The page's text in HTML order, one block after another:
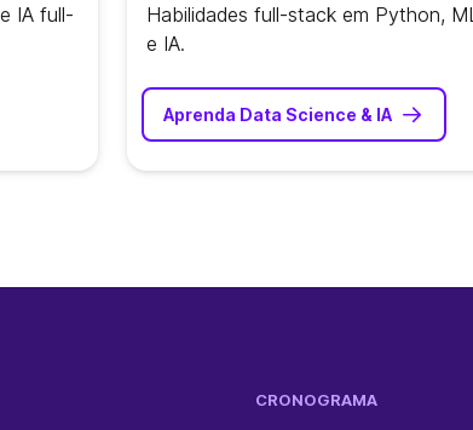
IA full-
Habilidades full-stack em Python, ML
e IA.
Aprenda Data Science & IA
CRONOGRAMA